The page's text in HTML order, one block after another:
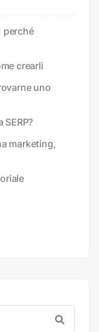
perché
crearli
uno
marketing,